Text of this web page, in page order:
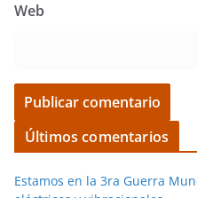
Web
Últimos comentarios
Estamos en la 3ra Guerra